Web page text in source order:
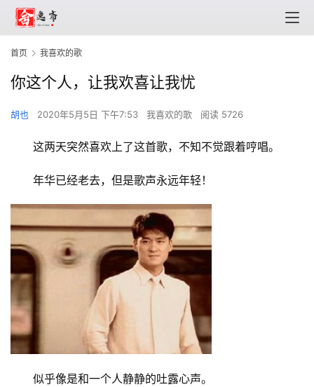
首页 我喜欢的歌
你这个人，让我欢喜让我忧
胡也 2020年5月5日 下午7:53 我喜欢的歌 阅读 5726
这两天突然喜欢上了这首歌，不知不觉跟着哼唱。
年华已经老去，但是歌声永远年轻！
似乎像是和一个人静静的吐露心声。